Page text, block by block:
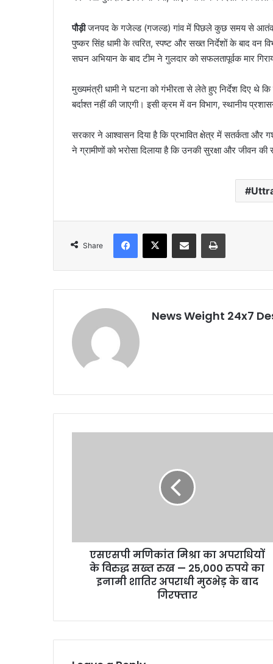
पौड़ीजनपद के गजेल्ड (गजल्ड) गांव में पिछले कुछ समय से आतंक
पुष्कर सिंह धामी के त्वरित, स्पष्ट और सख्त निर्देशों के बाद वन
सघन अभियान के बाद टीम ने गुलदार को सफलतापूर्वक मार
मुख्यमंत्री धामी ने घटना को गंभीरता से लेते हुए निर्देश दिए थे कि
बर्दाश्त नहीं की जाएगी। इसी क्रम में वन विभाग, स्थानीय
सरकार ने आश्वासन दिया है कि प्रभावित क्षेत्र में सतर्कता और
ने ग्रामीणों को भरोसा दिलाया है कि उनकी सुरक्षा और जीवन की
Share
News Weight 24x7
त
एसएसपी मणिकांत मिश्रा का अपराधियों
के विरुद्ध सख्त रुख — 25,000 रुपये का
इनामी शातिर अपराधी मुठभेड़ के बाद
गिरफ्तार